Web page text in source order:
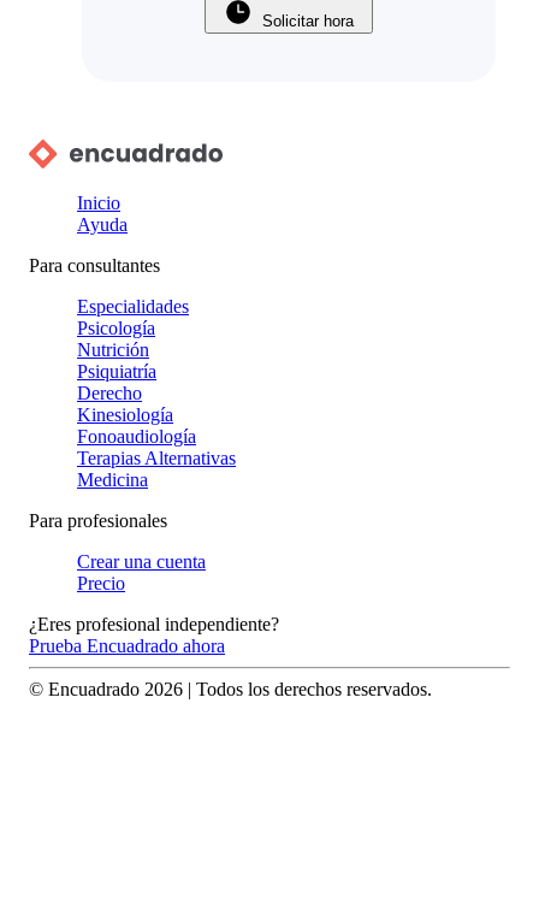
Solicitar hora
Inicio
Ayuda
Para consultantes
Especialidades
Psicología
Nutrición
Psiquiatría
Derecho
Kinesiología
Fonoaudiología
Terapias Alternativas
Medicina
Para profesionales
Crear una cuenta
Precio
¿Eres profesional independiente?
Prueba Encuadrado ahora
© Encuadrado 2026 | Todos los derechos reservados.